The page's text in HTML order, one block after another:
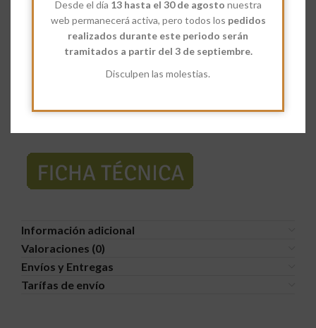
Desde el día 13 hasta el 30 de agosto nuestra
web permanecerá activa, pero todos los pedidos
realizados durante este periodo serán
tramitados a partir del 3 de septiembre.
Disculpen las molestias.
Descripción
duro orgánica, agua. Te van aportar fibra, vitaminas y
Información adicional
Valoraciones (0)
Envíos y Entregas
Tarífas de envío